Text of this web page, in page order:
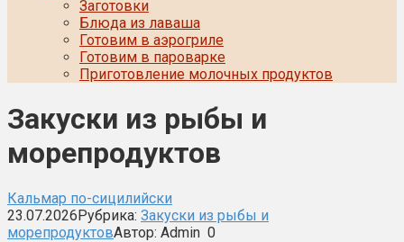
Заготовки
Блюда из лаваша
Готовим в аэрогриле
Готовим в пароварке
Приготовление молочных продуктов
Закуски из рыбы и
морепродуктов
Кальмар по-сицилийски
23.07.2026Рубрика: Закуски из рыбы и
морепродуктовАвтор: Admin 0